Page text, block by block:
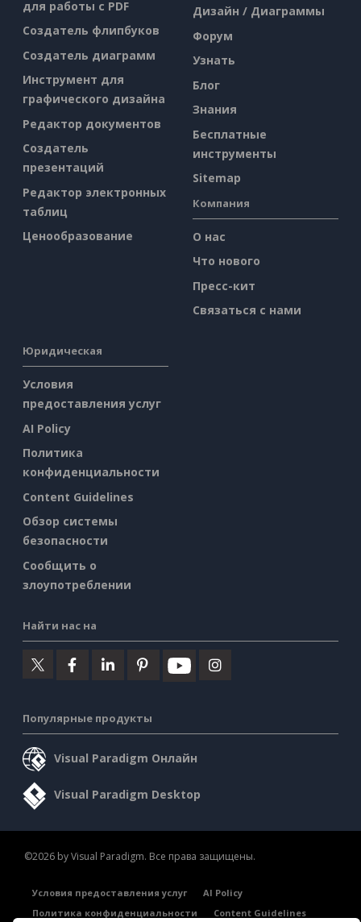
для работы с PDF
Создатель флипбуков
Создатель диаграмм
Инструмент для
графического дизайна
Редактор документов
Создатель
презентаций
Редактор электронных
таблиц
Ценообразование
Дизайн / Диаграммы
Форум
Узнать
Блог
Знания
Бесплатные
инструменты
Sitemap
Компания
О нас
Что нового
Пресс-кит
Связаться с нами
Юридическая
Условия
предоставления услуг
AI Policy
Политика
конфиденциальности
Content Guidelines
Обзор системы
безопасности
Сообщить о
злоупотреблении
Найти нас на
Популярные продукты
Visual Paradigm Онлайн
Visual Paradigm Desktop
©2026 by Visual Paradigm. Все права защищены.
Условия предоставления услуг
AI Policy
Политика конфиденциальности
Content Guidelines